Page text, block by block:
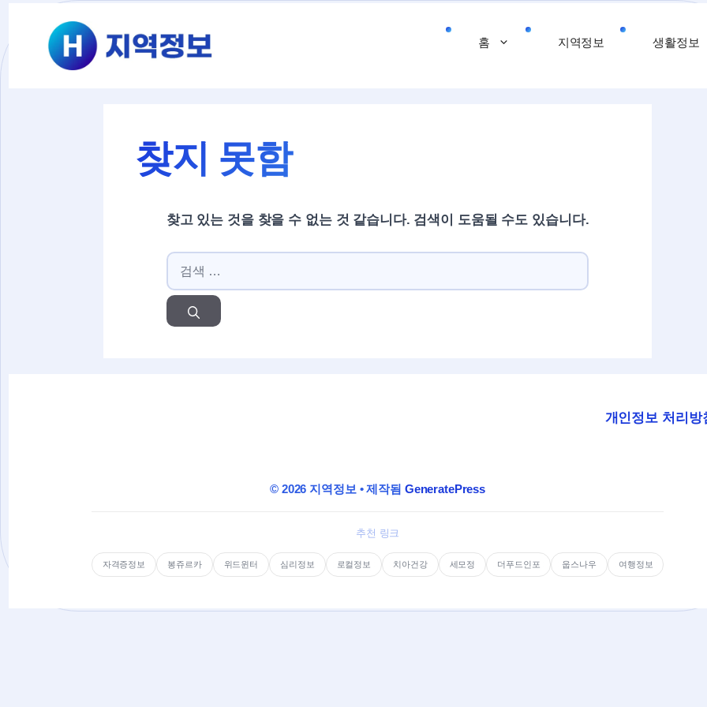
홈 지역정보 생활정보
찾지 못함
찾고 있는 것을 찾을 수 없는 것 같습니다. 검색이 도움될 수도 있습니다.
검색:
개인정보 처리방
© 2026 지역정보 • 제작됨 GeneratePress
추천 링크
자격증정보 봉쥬르카 위드윈터 심리정보 로컬정보 치아건강 세모정 더푸드인포 웁스나우 여행정보